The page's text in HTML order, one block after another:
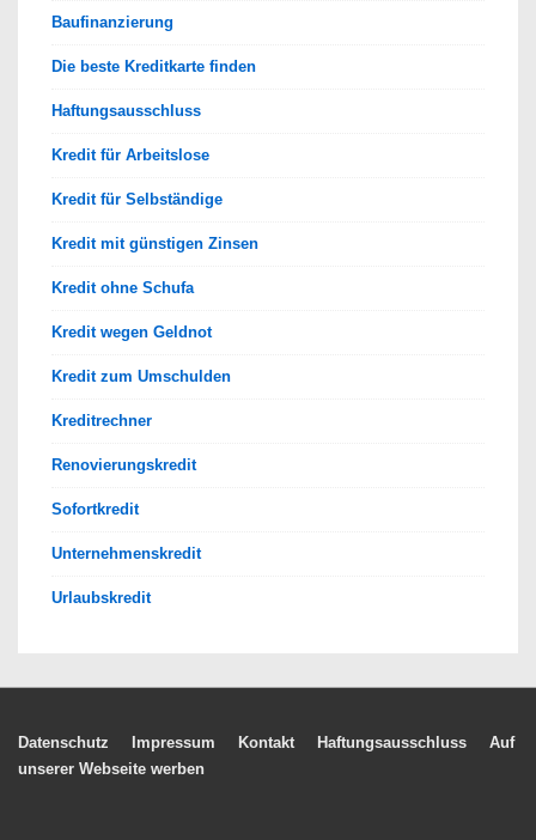
Baufinanzierung
Die beste Kreditkarte finden
Haftungsausschluss
Kredit für Arbeitslose
Kredit für Selbständige
Kredit mit günstigen Zinsen
Kredit ohne Schufa
Kredit wegen Geldnot
Kredit zum Umschulden
Kreditrechner
Renovierungskredit
Sofortkredit
Unternehmenskredit
Urlaubskredit
Footer-
Datenschutz Impressum Kontakt Haftungsausschluss
Auf
unserer Webseite werben